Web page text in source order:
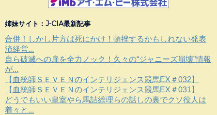
姉妹サイト：J-CIA最新記事
合併！しかし片方は死にかけ！頓挫するかもしれない発表
済経営...
自ら破滅への扉を全力ノック！久々の“ジャニーズ崩壊”情報
が...
【血統師ＳＥＶＥＮのインテリジェンス競馬EX＃032】
【血統師ＳＥＶＥＮのインテリジェンス競馬EX＃031】
どうでもいい皇室やら馬詰総理らの話しの裏でクソ役人は
着々と...